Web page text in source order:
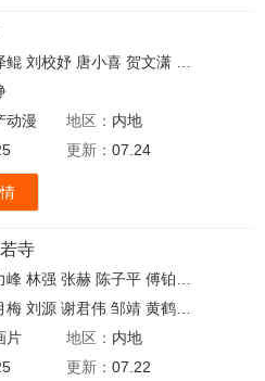
鲲 刘校妤 唐小喜 贺文潇
动漫 地区： 内地
更新： 07.24
寺
峰 林强 张赫 陈子平 傅铂涵
梅 刘源 谢君伟 邹靖 黄鹤宇
片 地区： 内地
更新： 07.22